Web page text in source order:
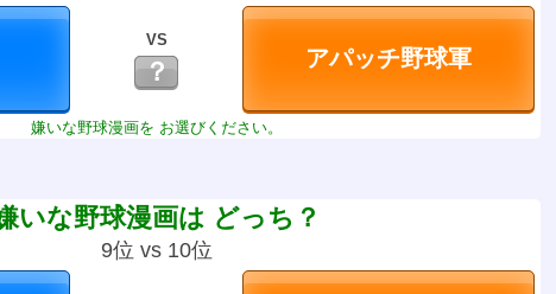
VS
？
嫌いな野球漫画を お選びください。
いな野球漫画は どっち？
9位 vs 10位